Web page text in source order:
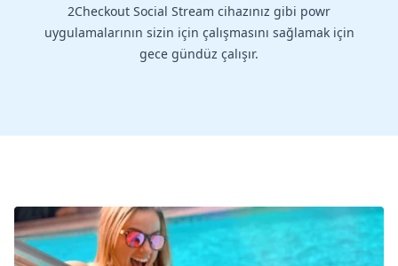
2Checkout Social Stream cihazınız gibi powr
uygulamalarının sizin için çalışmasını sağlamak için
gece gündüz çalışır.